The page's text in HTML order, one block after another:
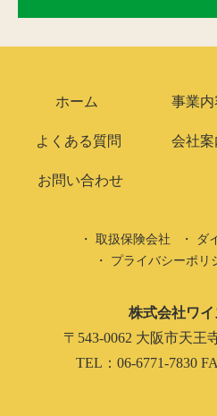
ホーム 事業内
よくある質問 会社案
お問い合わせ
取扱保険会社 ダ
プライバシーポリ
株式会社ワイ
〒543-0062 大阪市
TEL：06-6771-7830